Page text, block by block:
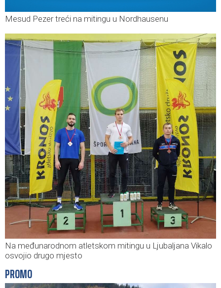
Mesud Pezer treći na mitingu u Nordhausenu
Na međunarodnom atletskom mitingu u Ljubaljana Vikalo
osvojio drugo mjesto
PROMO